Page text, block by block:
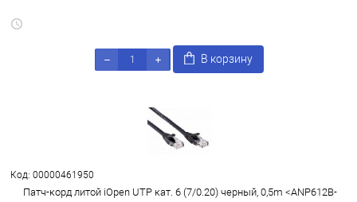
В корзину
Код: 00000461950
Патч-корд литой iOpen UTP кат. 6 (7/0.20) черный, 0,5m <ANP612B-